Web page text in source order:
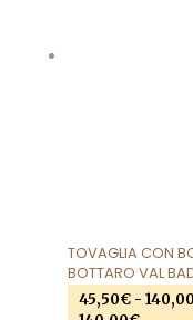
TOVAGLIA CON
BOTTARO VAL
45,50€ - 140,00